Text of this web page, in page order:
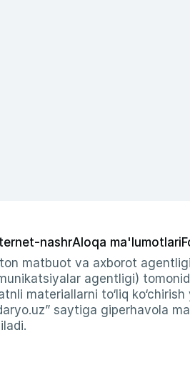
nashrAloqa ma'lumotlari
matbuot va axborot
agentligi)
materiallarni to‘liq
saytiga giperhavola